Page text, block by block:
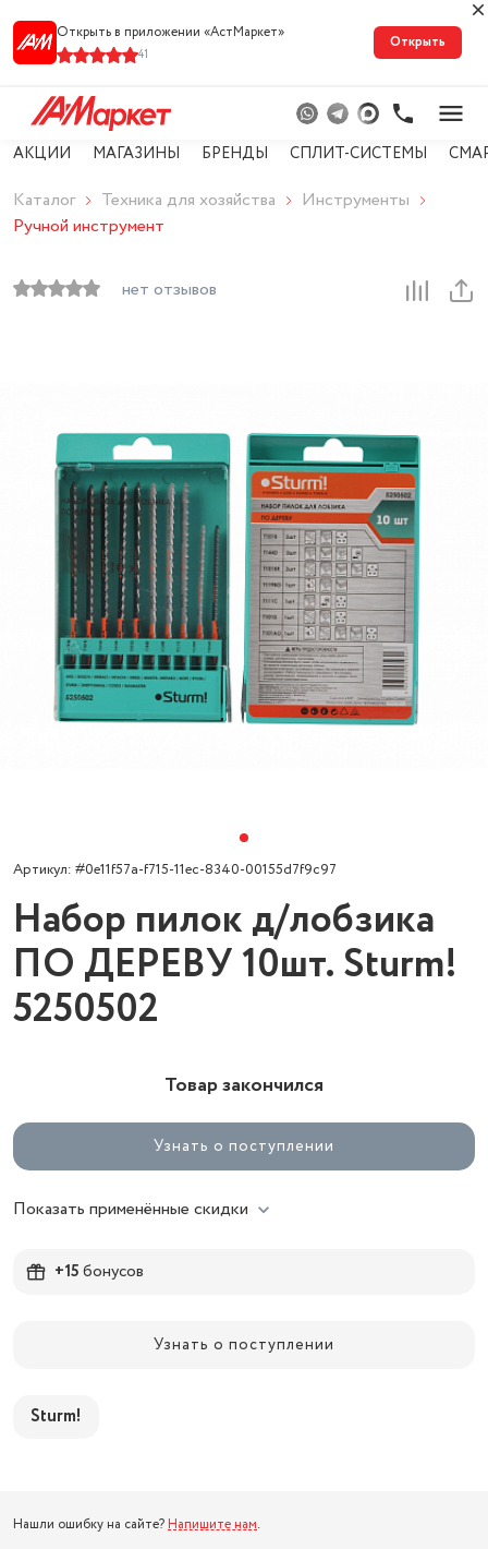
Открыть в приложении «АстМарке‪т‬»
41
Открыть
АКЦИИ МАГАЗИНЫ БРЕНДЫ СПЛИТ-СИСТЕМЫ
Каталог Техника для хозяйства
Инструменты
Ручной инструмент
нет отзывов
Артикул: #0e11f57a-f715-11ec-8340-00155d7f9c97
Набор пилок д/лобзика
ПО ДЕРЕВУ 10шт. Sturm!
5250502
Товар закончился
Узнать о поступлении
Показать применённые скидки
+15бонусов
Узнать о поступлении
Sturm!
Нашли ошибку на сайте? Напишите нам.